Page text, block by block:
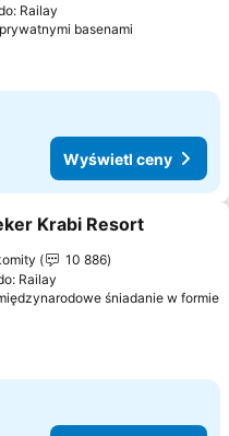
Railay
basenami
Wyświetl ceny
do ulubionych
Krabi Resort
10 886
Railay
śniadanie w formie